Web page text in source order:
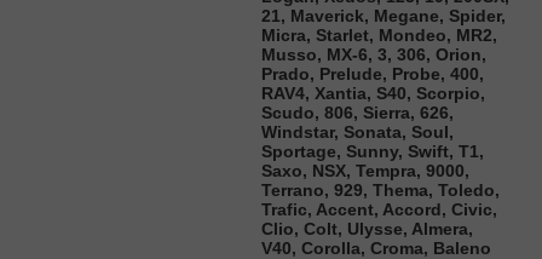
21, Maverick, Megane, Spider,
Micra, Starlet, Mondeo, MR2,
Musso, MX-6, 3, 306, Orion,
Prado, Prelude, Probe, 400,
RAV4, Xantia, S40, Scorpio,
Scudo, 806, Sierra, 626,
Windstar, Sonata, Soul,
Sportage, Sunny, Swift, T1,
Saxo, NSX, Tempra, 9000,
Terrano, 929, Thema, Toledo,
Trafic, Accent, Accord, Civic,
Clio, Colt, Ulysse, Almera,
V40, Corolla, Croma, Baleno